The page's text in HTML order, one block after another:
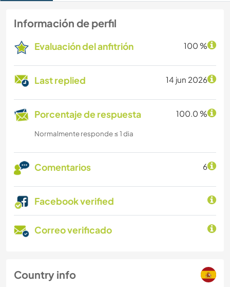
Información de perfil
Evaluación del anfitrión 100 %
Last replied 14 jun 2026
Porcentaje de respuesta 100.0 %
Normalmente responde ≤ 1 dia
Comentarios 6
Facebook verified
Correo verificado
Country info